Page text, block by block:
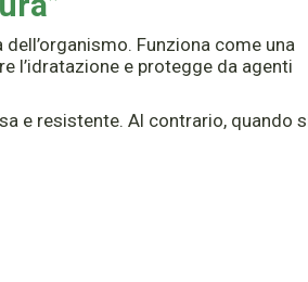
Funziona come una
l’idratazione e protegge da agenti
e resistente. Al contrario, quando